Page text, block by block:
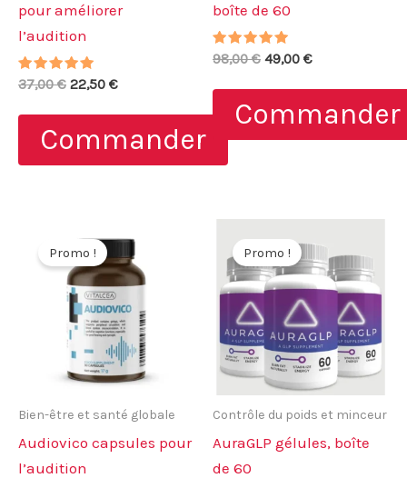
pour améliorer
l’audition
Note
5.00
37,00€ Le
initial
était :
37,00 €.
22,50 €Le
actuel
est :
22,50 €.
Commander
boîte de 60
Note
4.83
98,00€ Le
initial
était :
98,00 €.
49,00 €Le
actuel
est :
49,00 €.
Commander
Promo !
Bien-être et santé globale
Audiovico capsules pour
l’audition
Promo !
Contrôle du poids et minceur
AuraGLP gélules, boîte
de 60